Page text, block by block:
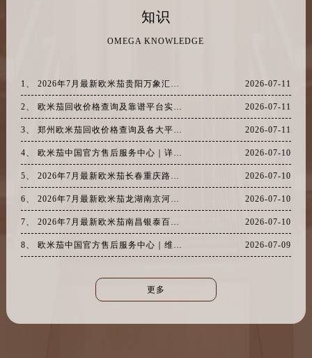
安徽省滁州市琅琊区南谯北路欧米茄售后服务中心（需提前预约）
安徽省阜阳市颍州区颍州北路欧米茄售后服务中心（需提前预约）
安徽省淮北市相山区淮海路欧米茄售后服务中心（需提前预约）
安徽省黄山市屯溪区黄山西路欧米茄售后服务中心（需提前预约）
安徽省六安市金安区解放中路欧米茄售后服务中心（需提前预约）
安徽省宿州市埇桥区人民中路欧米茄售后服务中心（需提前预约）
安徽省铜陵市铜官区石城大道欧米茄售后服务中心（需提前预约）
福建省南平市建阳区人民西路欧米茄售后服务中心（需提前预约）
知识
OMEGA KNOWLEDGE
1、 2026年7月最新欧米茄贵阳万象汇维修保养服务电话 2026-07-11
2、 欧米茄回收价格查询及靠谱平台实测排行(2026年7月最新) 2026-07-11
3、 郑州欧米茄回收价格查询及各大平台实测排行(2026年7月最新数据) 2026-07-11
4、 欧米茄中国官方售后服务中心｜详细地址与售后电话权威信息通知（2026年7月最新） 2026-07-10
5、 2026年7月最新欧米茄长春重庆路万达广场维修保养服务电话 2026-07-10
6、 2026年7月最新欧米茄龙湖南京河西天街维修保养服务电话 2026-07-10
7、 2026年7月最新欧米茄南昌银泰百货维修保养服务电话 2026-07-10
8、 欧米茄中国官方售后服务中心｜维修地址及售后热线权威信息声明（2026年7月最新） 2026-07-09
更多